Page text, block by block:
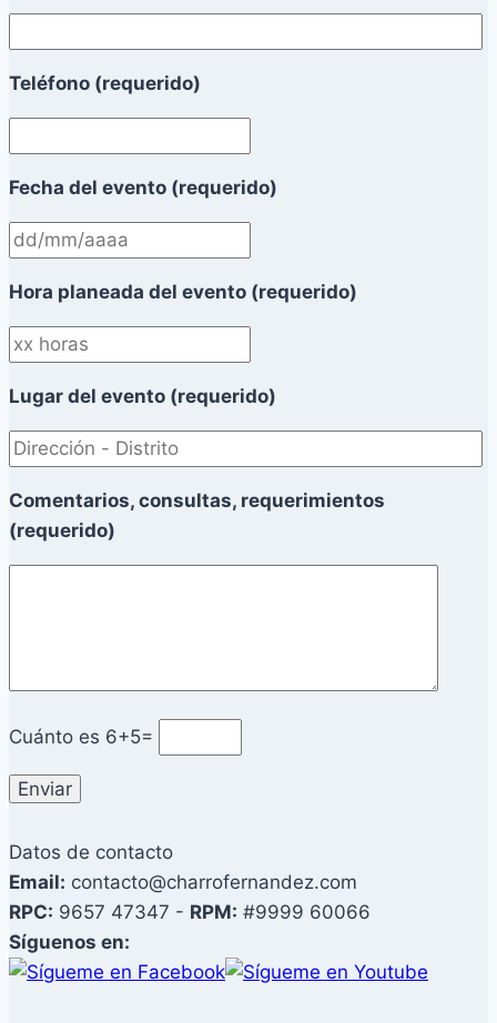
Teléfono (requerido)
Fecha del evento (requerido)
Hora planeada del evento (requerido)
Lugar del evento (requerido)
Comentarios, consultas, requerimientos
(requerido)
Cuánto es 6+5=
Datos de contacto
Email: contacto@charrofernandez.com
RPC: 9657 47347 - RPM: #9999 60066
Síguenos en: